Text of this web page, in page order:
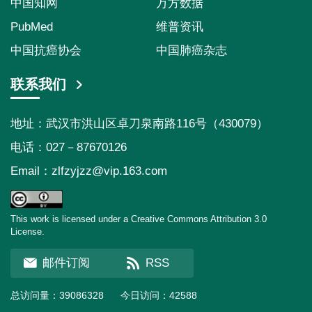
中国知网
万方数据
PubMed
维普资讯
中国抗癌协会
中国肺癌杂志
联系我们
地址：武汉市洪山区卓刀泉南路116号（430079）
电话：027－87670126
Email： zlfzyjzz@vip.163.com
This work is licensed under a Creative Commons Attribution 3.0
License.
邮件订阅 RSS
总访问量： 39086328 今日访问： 42588